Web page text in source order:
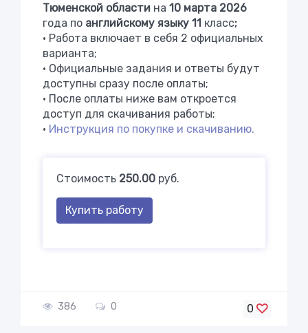
Тюменской области на 10 марта 2026
года по английскому языку 11 класс;
• Работа включает в себя 2 официальных
варианта;
• Официальные задания и ответы будут
доступны сразу после оплаты;
• После оплаты ниже вам откроется
доступ для скачивания работы;
• Инструкция по покупке и скачиванию.
Стоимость 250.00 руб.
Купить работу
386 0 0